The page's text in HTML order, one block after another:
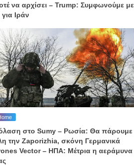
να αρχίσει – Trump: Συμφωνούμε με
για Ιράν
στο Sumy – Ρωσία: Θα πάρουμε
την Zaporizhia, σκόνη Γερμανικά
Vector – ΗΠΑ: Μέτρια η αεράμυνα